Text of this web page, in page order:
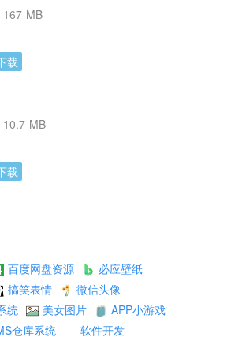
167 MB
载
10.7 MB
载
百度网盘资源
必应壁纸
搞笑表情
微信头像
统
美女图片
APP小游戏
仓库系统 软件开发